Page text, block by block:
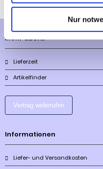
Nur
Mehr über...
Lieferzeit
Artikelfinder
Vertrag widerrufen
Informationen
Liefer- und Versandkosten